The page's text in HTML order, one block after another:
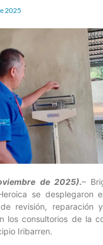
2025
de 2025).–
se desplegaron
revisión, reparación
los consultorios de la
Iribarren.